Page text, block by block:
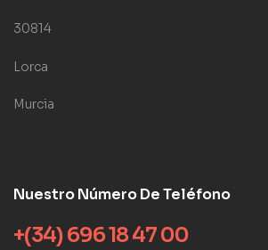
30814
Lorca
Murcia
Nuestro Número De Teléfono
+(34) 696 18 47 00